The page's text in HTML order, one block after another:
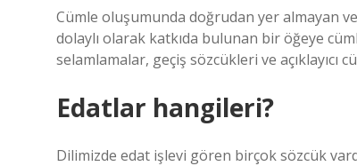
Cümle oluşumunda doğrudan yer almayan
dolaylı olarak katkıda bulunan bir öğeye
selamlamalar, geçiş sözcükleri ve açıklayıcı
Edatlar hangileri?
Dilimizde edat işlevi gören birçok sözcük